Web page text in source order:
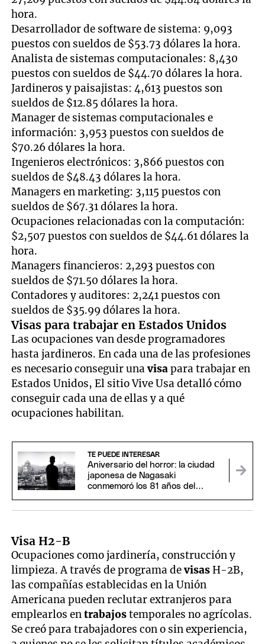
hora.
Desarrollador de software de sistema: 9,093
puestos con sueldos de $53.73 dólares la hora.
Analista de sistemas computacionales: 8,430
puestos con sueldos de $44.70 dólares la hora.
Jardineros y paisajistas: 4,613 puestos son
sueldos de $12.85 dólares la hora.
Manager de sistemas computacionales e
información: 3,953 puestos con sueldos de
$70.26 dólares la hora.
Ingenieros electrónicos: 3,866 puestos con
sueldos de $48.43 dólares la hora.
Managers en marketing: 3,115 puestos con
sueldos de $67.31 dólares la hora.
Ocupaciones relacionadas con la computación:
$2,507 puestos con sueldos de $44.61 dólares la
hora.
Managers financieros: 2,293 puestos con
sueldos de $71.50 dólares la hora.
Contadores y auditores: 2,241 puestos con
sueldos de $35.99 dólares la hora.
Visas para trabajar en Estados Unidos
Las ocupaciones van desde programadores
hasta jardineros. En cada una de las profesiones
es necesario conseguir unavisapara trabajar en
Estados Unidos, El sitio Vive Usa detalló cómo
conseguir cada una de ellas y a qué
ocupaciones habilitan.
TE PUEDE INTERESAR
Aniversario del horror: la ciudad
japonesa de Nagasaki
conmemoró los 81 años del
Visa H2-B
Ocupaciones como jardinería, construcción y
limpieza. A través de programa devisasH-2B,
las compañías establecidas en la Unión
Americana pueden reclutar extranjeros para
emplearlos entrabajostemporales no agrícolas.
Se creó para trabajadores con o sin experiencia,